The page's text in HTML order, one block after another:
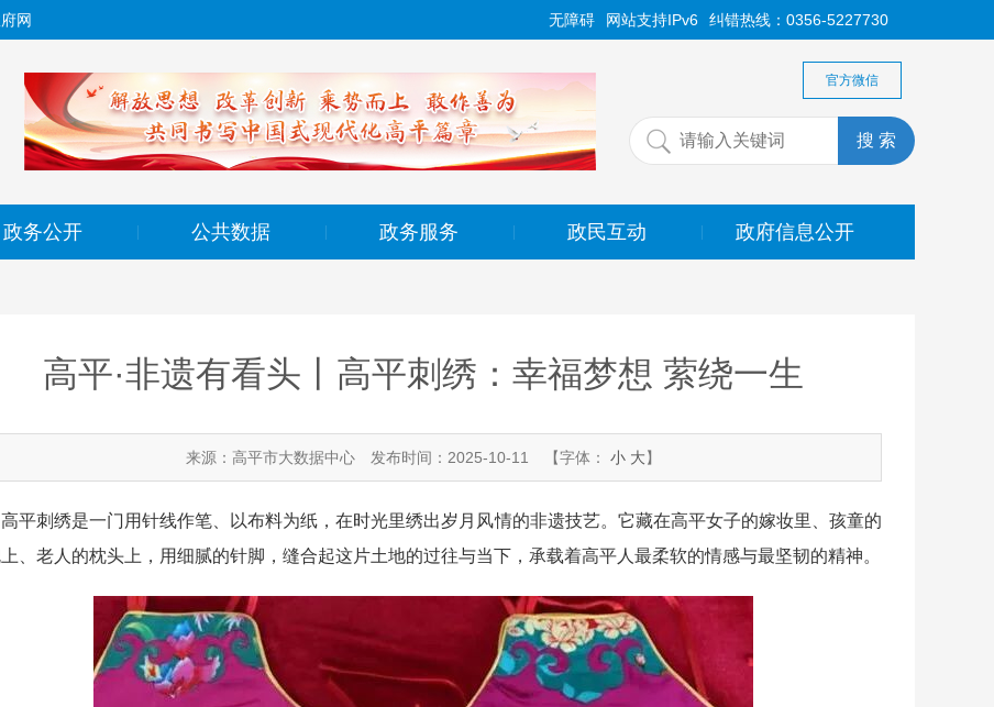
网 纠错热线：0356-5227730
网站支持IPv6
无障碍
官方微信
政务公开 公共数据 政务服务 政民互动 政府信息公开
高平·非遗有看头丨高平刺绣：幸福梦想 萦绕一生
来源：高平市大数据中心 发布时间：2025-10-11 【字体：小 大】
刺绣是一门用针线作笔、以布料为纸，在时光里绣出岁月风情的非遗技艺。它藏在高平女子的嫁妆里、孩童的
、老人的枕头上，用细腻的针脚，缝合起这片土地的过往与当下，承载着高平人最柔软的情感与最坚韧的精神。